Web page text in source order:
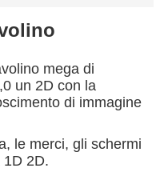
mega di
un 2D con la
di immagine
le merci, gli schermi
2D.